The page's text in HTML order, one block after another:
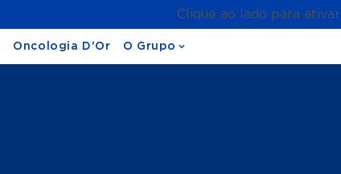
Clique ao lado para ativar
Oncologia D'Or O Grupo